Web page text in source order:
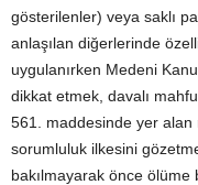
gösterilenler) veya saklı
anlaşılan diğerlerinde
uygulanırken Medeni
dikkat etmek, davalı
561. maddesinde yer alan
sorumluluk ilkesini
bakılmayarak önce ölüme